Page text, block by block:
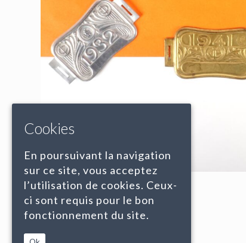
Cookies
En poursuivant la navigation
sur ce site, vous acceptez
l’utilisation de cookies. Ceux-
ci sont requis pour le bon
fonctionnement du site.